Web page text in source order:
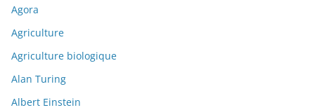
Agora
Agriculture
Agriculture biologique
Alan Turing
Albert Einstein